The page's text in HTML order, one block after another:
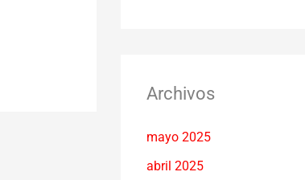
Archivos
mayo 2025
abril 2025